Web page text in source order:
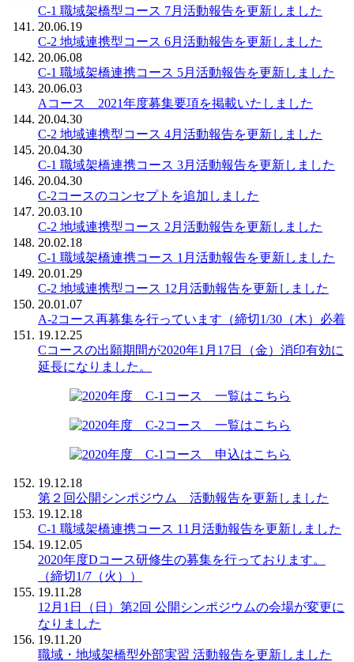
C-1 職域架橋型コース 7月活動報告を更新しました
20.06.19
C-2 地域連携型コース 6月活動報告を更新しました
20.06.08
C-1 職域架橋連携コース 5月活動報告を更新しました
20.06.03
Aコース 2021年度募集要項を掲載いたしました
20.04.30
C-2 地域連携型コース 4月活動報告を更新しました
20.04.30
C-1 職域架橋連携コース 3月活動報告を更新しました
20.04.30
C-2コースのコンセプトを追加しました
20.03.10
C-2 地域連携型コース 2月活動報告を更新しました
20.02.18
C-1 職域架橋連携コース 1月活動報告を更新しました
20.01.29
C-2 地域連携型コース 12月活動報告を更新しました
20.01.07
A-2コース再募集を行っています（締切1/30（木）必着
19.12.25
Cコースの出願期間が2020年1月17日（金）消印有効に
延長になりました。
19.12.18
第２回公開シンポジウム 活動報告を更新しました
19.12.18
C-1 職域架橋連携コース 11月活動報告を更新しました
19.12.05
2020年度Dコース研修生の募集を行っております。
（締切1/7（火））
19.11.28
12月1日（日）第2回 公開シンポジウムの会場が変更に
なりました
19.11.20
職域・地域架橋型外部実習 活動報告を更新しました